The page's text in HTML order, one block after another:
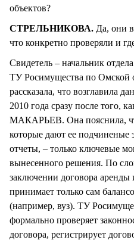
объектов?
СТРЕЛЬНИКОВА. Да, они
что конкретно проверяли и
Свидетель – начальник
ТУ Росимущества по
рассказала, что возглавила
2010 года сразу после того,
МАКАРЬЕВ. Она пояснила,
которые дают ее подчиненые
отчеты, – только ключевые
вынесенного решения. По
заключении договора
принимает только сам
(например, вуз). ТУ
формально проверяет
договора, регистрирует